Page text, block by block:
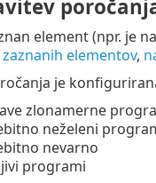
element (npr. je
elementov,
je
zlonamerne
neželeni
nevarno
programi